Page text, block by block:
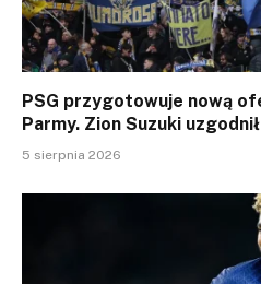
PSG przygotowuje nową
Parmy. Zion Suzuki
5 sierpnia 2026